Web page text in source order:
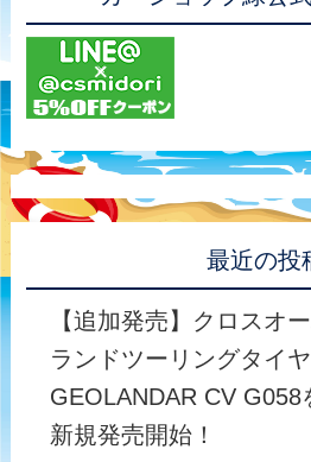
最近の投
【追加発売】クロスオ
ランドツーリングタイ
GEOLANDAR CV
新規発売開始！